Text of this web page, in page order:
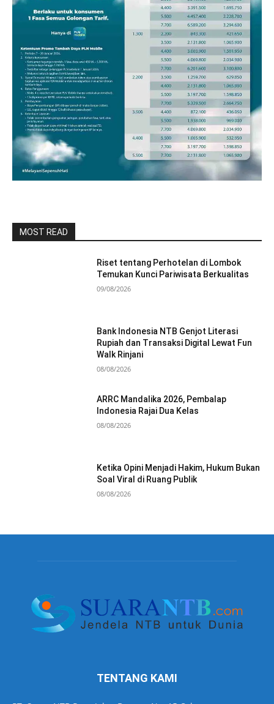
MOST READ
Riset tentang Perhotelan di Lombok
Temukan Kunci Pariwisata Berkualitas
09/08/2026
Bank Indonesia NTB Genjot Literasi
Rupiah dan Transaksi Digital Lewat Fun
Walk Rinjani
08/08/2026
ARRC Mandalika 2026, Pembalap
Indonesia Rajai Dua Kelas
08/08/2026
Ketika Opini Menjadi Hakim, Hukum Bukan
Soal Viral di Ruang Publik
08/08/2026
TENTANG KAMI